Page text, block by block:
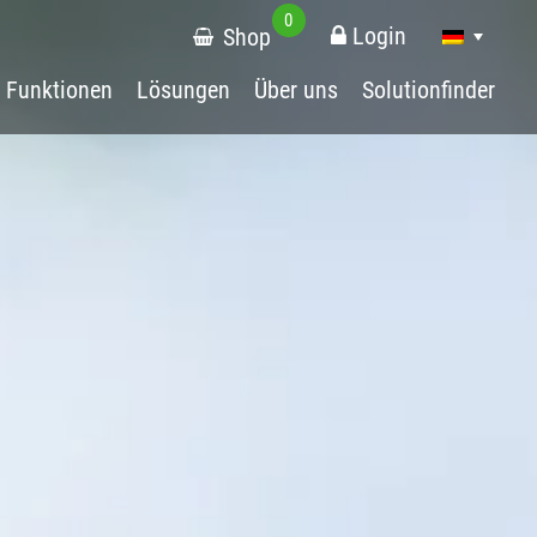
Shop
0
Login
Funktionen
Lösungen Über uns Solutionfinder